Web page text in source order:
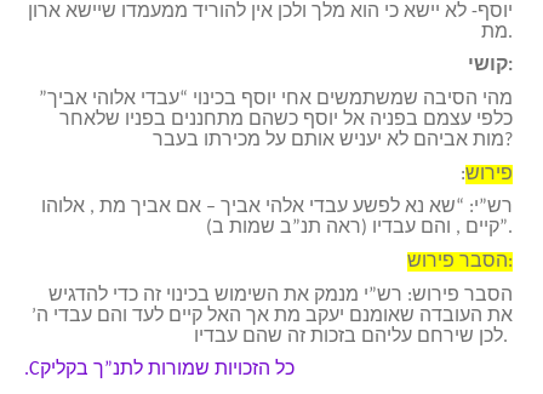
יוסף- לא יישא כי הוא מלך ולכן אין להוריד ממעמדו שיישא ארון
מת.
קושי:
מהי הסיבה שמשתמשים אחי יוסף בכינוי “עבדי אלוהי אביך”
כלפי עצמם בפניה אל יוסף כשהם מתחננים בפניו שלאחר
מות אביהם לא יעניש אותם על מכירתו בעבר?
פירוש:
רש”י: “שא נא לפשע עבדי אלהי אביך – אם אביך מת , אלוהו
קיים , והם עבדיו (ראה תנ”ב שמות ב)”.
הסבר פירוש:
הסבר פירוש: רש”י מנמק את השימוש בכינוי זה כדי להדגיש
את העובדה שאומנם יעקב מת אך האל קיים לעד והם עבדי ה’
לכן שירחם עליהם בזכות זה שהם עבדיו.
C
.